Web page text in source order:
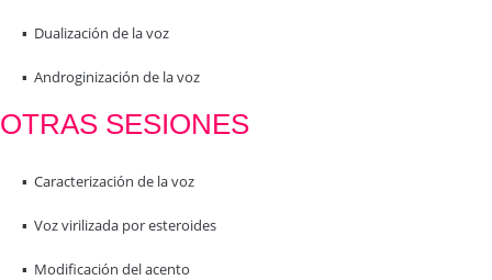
▪️ Dualización de la voz
▪️ Androginización de la voz
OTRAS SESIONES
▪️ Caracterización de la voz
▪️ Voz virilizada por esteroides
▪️ Modificación del acento